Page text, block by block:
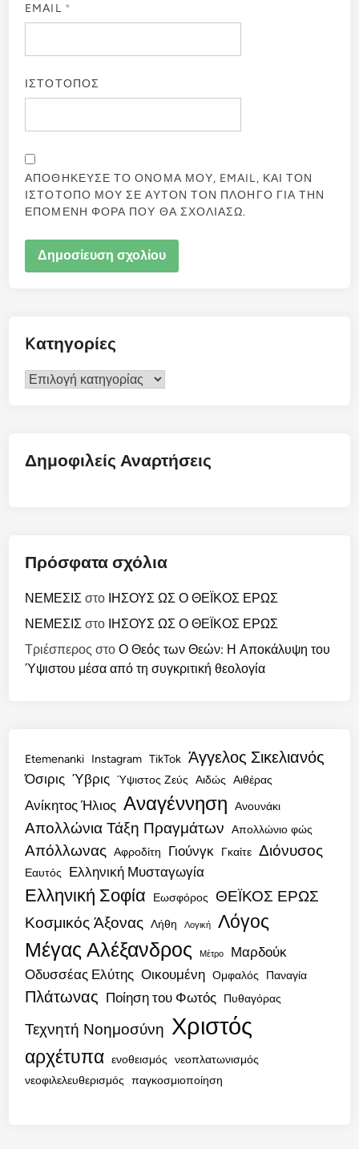
EMAIL *
ΙΣΤΟΤΟΠΟΣ
ΑΠΟΘΗΚΕΥΣΕ ΤΟ ΟΝΟΜΑ ΜΟΥ, EMAIL, ΚΑΙ ΤΟΝ
ΙΣΤΟΤΟΠΟ ΜΟΥ ΣΕ ΑΥΤΟΝ ΤΟΝ ΠΛΟΗΓΟ ΓΙΑ ΤΗΝ
ΕΠΟΜΕΝΗ ΦΟΡΑ ΠΟΥ ΘΑ ΣΧΟΛΙΑΣΩ.
Kατηγορίες
Kατηγορίες
Δημοφιλείς Αναρτήσεις
Πρόσφατα σχόλια
ΝΕΜΕΣΙΣ στο ΙΗΣΟΥΣ ΩΣ Ο ΘΕΪΚΟΣ ΕΡΩΣ
ΝΕΜΕΣΙΣ στο ΙΗΣΟΥΣ ΩΣ Ο ΘΕΪΚΟΣ ΕΡΩΣ
Τριέσπερος στοΟ Θεός των Θεών: Η Αποκάλυψη του
Ύψιστου μέσα από τη συγκριτική θεολογία
Etemenanki Instagram TikTok Άγγελος Σικελιανός
Όσιρις Ύβρις Ύψιστος Ζεύς Αιδώς Αιθέρας
Ανίκητος Ήλιος Αναγέννηση Ανουνάκι
Απολλώνια Τάξη Πραγμάτων Απολλώνιο φώς
Απόλλωνας Αφροδίτη Γιούνγκ Γκαίτε Διόνυσος
Εαυτός Ελληνική Μυσταγωγία
Ελληνική Σοφία Εωσφόρος
ΘΕΪΚΟΣ ΕΡΩΣ
Κοσμικός Άξονας Λήθη Λογική Λόγος
Μέγας Αλέξανδρος Μέτρο
Μαρδούκ
Οδυσσέας Ελύτης Οικουμένη Ομφαλός Παναγία
Πλάτωνας Ποίηση του Φωτός Πυθαγόρας
Τεχνητή Νοημοσύνη Χριστός
αρχέτυπα ενοθεισμός νεοπλατωνισμός
νεοφιλελευθερισμός παγκοσμιοποίηση